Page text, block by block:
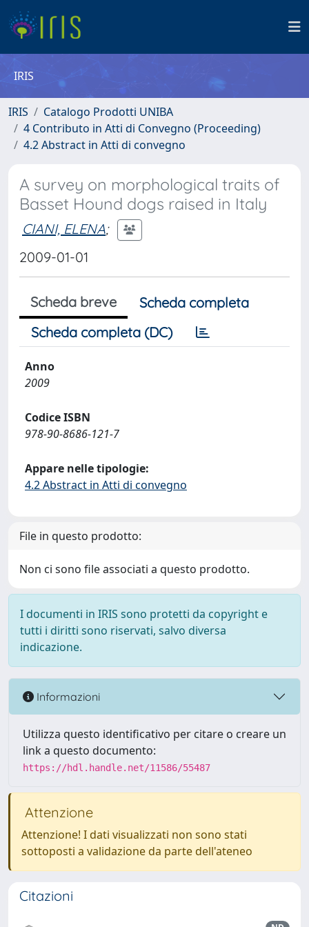
IRIS
IRIS
Catalogo Prodotti UNIBA
4 Contributo in Atti di Convegno (Proceeding)
4.2 Abstract in Atti di convegno
A survey on morphological traits of
Basset Hound dogs raised in Italy
CIANI, ELENA;
2009-01-01
Scheda breve
Scheda completa
Scheda completa (DC)
Anno
2009
Codice ISBN
978-90-8686-121-7
Appare nelle tipologie:
4.2 Abstract in Atti di convegno
File in questo prodotto:
Non ci sono file associati a questo prodotto.
I documenti in IRIS sono protetti da copyright e
tutti i diritti sono riservati, salvo diversa
indicazione.
Informazioni
Utilizza questo identificativo per citare o creare un
link a questo documento:
https://hdl.handle.net/11586/55487
Attenzione
Attenzione! I dati visualizzati non sono stati
sottoposti a validazione da parte dell'ateneo
Citazioni